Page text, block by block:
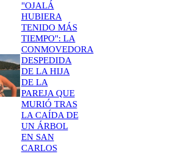
"OJALÁ
HUBIERA
TENIDO MÁS
TIEMPO": LA
CONMOVEDORA
DESPEDIDA
DE LA HIJA
DE LA
PAREJA QUE
MURIÓ TRAS
LA CAÍDA DE
UN ÁRBOL
EN SAN
CARLOS